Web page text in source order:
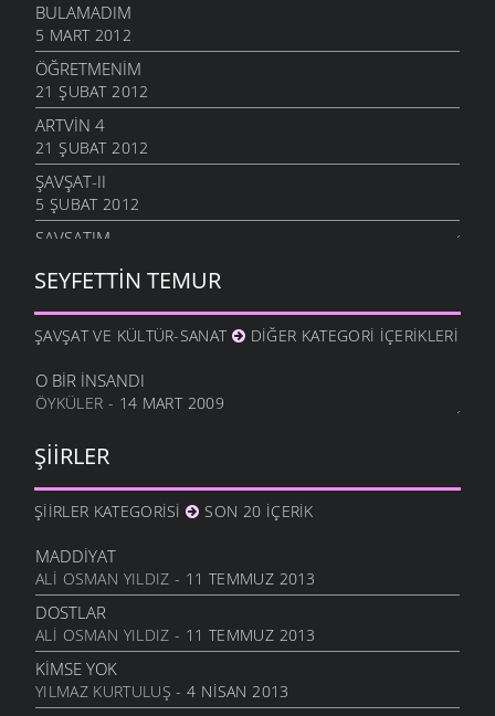
BULAMADIM
5 MART 2012
ÖĞRETMENIM
21 ŞUBAT 2012
ARTVIN 4
21 ŞUBAT 2012
ŞAVŞAT-II
5 ŞUBAT 2012
ŞAVŞATIM
METINE
17 OCAK 2012
HALA OĞLU
31 ARALIK 2011
NE OLUR OĞUL
DURDUM
10 ARALIK 2011
ANAM
HESLER
27 KASIM 2011
BILEMEDIM
24 KASIM 2011
VARDIR
5 KASIM 2011
SEYFETTIN TEMUR
ŞAVŞAT VE KÜLTÜR-SANAT DIĞER KATEGORI İÇERIKLERI
O BIR İNSANDI
ÖYKÜLER - 14 MART 2009
ŞIIRLER
ŞIIRLER KATEGORISI SON 20 İÇERIK
MADDIYAT
ALI OSMAN YILDIZ - 11 TEMMUZ 2013
DOSTLAR
ALI OSMAN YILDIZ - 11 TEMMUZ 2013
KIMSE YOK
YILMAZ KURTULUŞ - 4 NISAN 2013